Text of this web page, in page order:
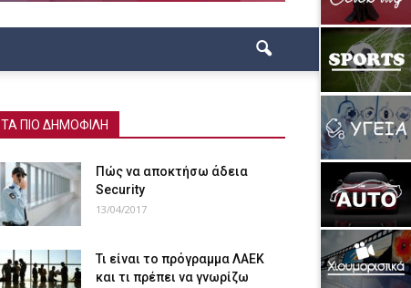
ΤΑ ΠΙΟ ΔΗΜΟΦΙΛΗ
Πώς να αποκτήσω άδεια
Security
13/04/2017
Τι είναι το πρόγραμμα ΛΑΕΚ
και τι πρέπει να γνωρίζω